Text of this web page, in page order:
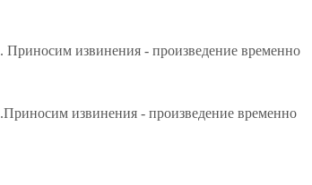
Приносим извинения - произведение временно
извинения - произведение временно